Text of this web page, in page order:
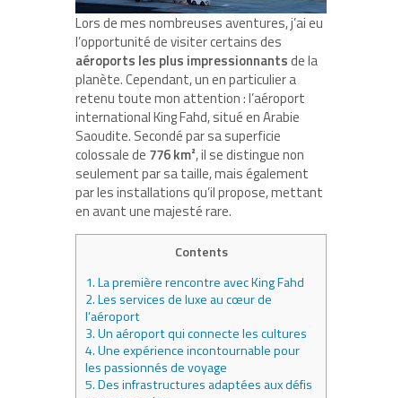
Lors de mes nombreuses aventures, j’ai eu
l’opportunité de visiter certains des
aéroports les plus impressionnantsde la
planète. Cependant, un en particulier a
retenu toute mon attention : l’aéroport
international King Fahd, situé en Arabie
Saoudite. Secondé par sa superficie
colossale de 776 km², il se distingue non
seulement par sa taille, mais également
par les installations qu’il propose, mettant
en avant une majesté rare.
Contents
1.La première rencontre avec King Fahd
2.Les services de luxe au cœur de
l’aéroport
3.Un aéroport qui connecte les cultures
4.Une expérience incontournable pour
les passionnés de voyage
5.Des infrastructures adaptées aux défis